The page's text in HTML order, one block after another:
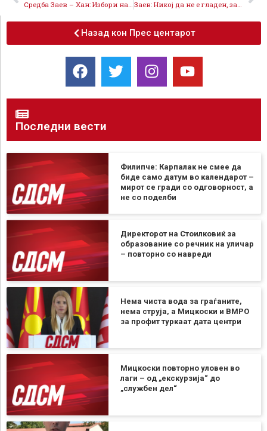
Назад кон Прес центарот
Последни вести
Филипче: Карпалак не смее да
биде само датум во календарот –
мирот се гради со одговорност, а
не со поделби
Директорот на Стоилковиќ за
образование со речник на уличар
– повторно со навреди
Нема чиста вода за граѓаните,
нема струја, а Мицкоски и ВМРО
за профит туркаат дата центри
Мицкоски повторно уловен во
лаги – од „екскурзија“ до
„службен дел“